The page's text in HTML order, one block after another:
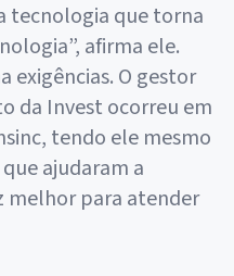
tecnologia que torna
afirma ele.
exigências. O gestor
da Invest ocorreu em
tendo ele mesmo
ajudaram a
melhor para atender